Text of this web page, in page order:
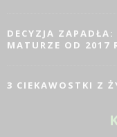
DECYZJA
MATURZE OD 2017
3 CIEKAWOSTKI Z